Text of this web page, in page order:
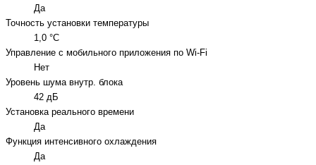
Да
Точность установки температуры
1,0 °С
Управление c мобильного приложения по Wi-Fi
Нет
Уровень шума внутр. блока
42 дБ
Установка реального времени
Да
Функция интенсивного охлаждения
Да